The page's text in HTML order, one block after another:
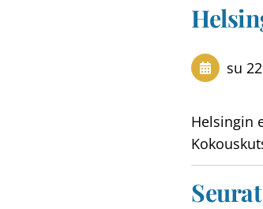
su
Helsingin